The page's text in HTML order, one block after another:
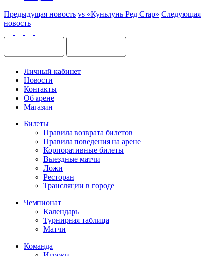
Предыдущая новость vs «Куньлунь Ред Стар» Следующая
новость
Личный кабинет
Новости
Контакты
Об арене
Магазин
Билеты
Правила возврата билетов
Правила поведения на арене
Корпоративные билеты
Выездные матчи
Ложи
Ресторан
Трансляции в городе
Чемпионат
Календарь
Турнирная таблица
Матчи
Команда